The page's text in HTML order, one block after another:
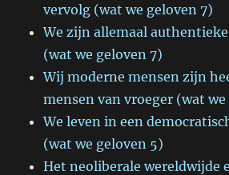
vervolg (wat we geloven 7)
We zijn allemaal
(wat we geloven 7)
Wij moderne mensen zijn
mensen van vroeger (wat
We leven in een
(wat we geloven 5)
Het neoliberale wereldwijde